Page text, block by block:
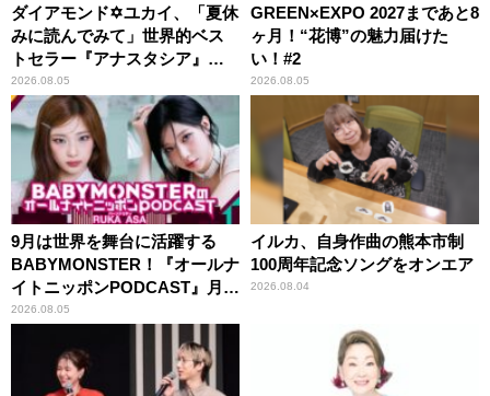
ダイアモンド✡ユカイ、「夏休
みに読んでみて」世界的ベス
トセラー『アナスタシア』を
紹介
2026.08.05
GREEN×EXPO 2027まであと8
ヶ月！“花博”の魅力届けた
い！#2
2026.08.05
9月は世界を舞台に活躍する
BABYMONSTER！『オールナ
イトニッポンPODCAST』月替
わりパーソナリティ
2026.08.05
イルカ、自身作曲の熊本市制
100周年記念ソングをオンエア
2026.08.04